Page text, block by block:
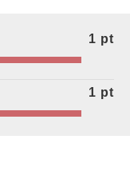
1 pt
1 pt